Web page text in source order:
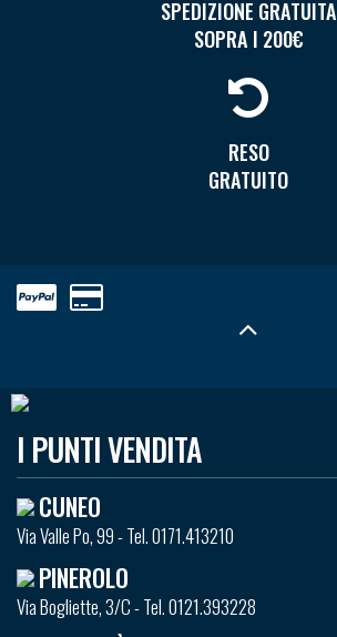
SPEDIZIONE GRATUITA
SOPRA I 200€
RESO
GRATUITO
I PUNTI VENDITA
CUNEO
Via Valle Po, 99 - Tel. 0171.413210
PINEROLO
Via Bogliette, 3/C - Tel. 0121.393228